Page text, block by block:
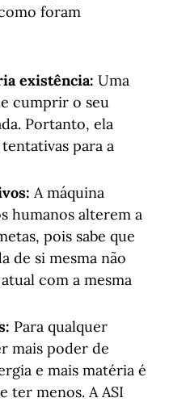
foram
existência: Uma
cumprir o seu
Portanto, ela
para a
A máquina
humanos alterem a
pois sabe que
de si mesma não
com a mesma
Para qualquer
mais poder de
e mais matéria é
ter menos. A ASI